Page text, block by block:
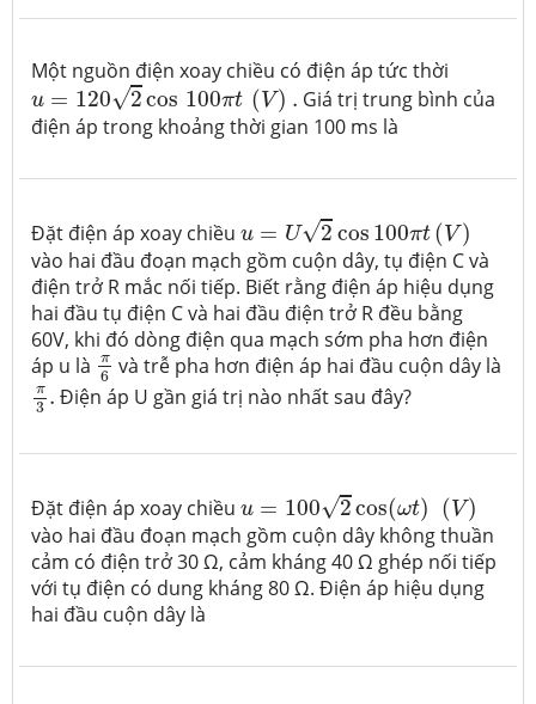
Một nguồn điện xoay chiều có điện áp tức thời
u = 120√2cos 100πt (V) .
u=1202cos100πt(V).
Giá trị trung bình của
điện áp trong khoảng thời gian 100 ms là
Đặt điện áp xoay chiều u = U√2 cos 100πt (V)
2cos πt(V
vào hai đầu đoạn mạch gồm cuộn dây, tụ điện C và
điện trở R mắc nối tiếp. Biết rằng điện áp hiệu dụng
hai đầu tụ điện C và hai đầu điện trở R đều bằng
60V, khi đó dòng điện qua mạch sớm pha hơn điện
áp u là
π
6
π6và trễ pha hơn điện áp hai đầu cuộn dây là
π
3 .
π .
Điện áp U gần giá trị nào nhất sau đây?
Đặt điện áp xoay chiều u = 100√2cos(ωt) ( V)
1002 cos ) V)
vào hai đầu đoạn mạch gồm cuộn dây không thuần
cảm có điện trở 30 Ω, cảm kháng 40 Ω ghép nối tiếp
với tụ điện có dung kháng 80 Ω. Điện áp hiệu dụng
hai đầu cuộn dây là